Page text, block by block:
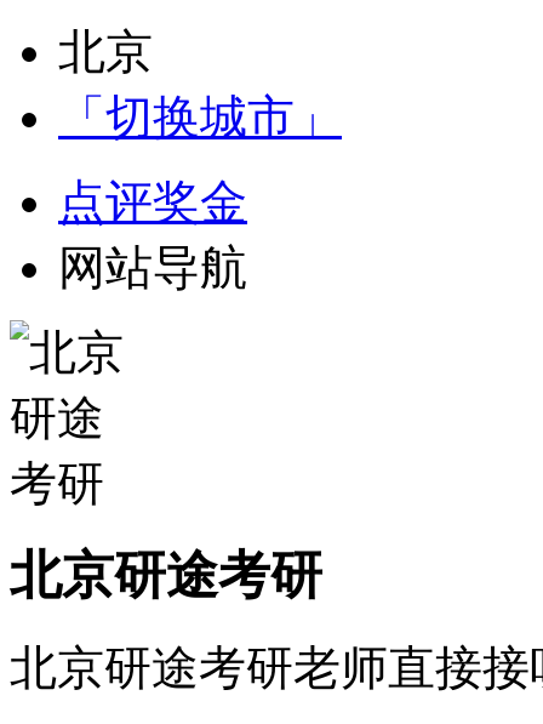
北京
「切换城市」
点评奖金
网站导航
北京研途考研
北京研途考研老师直接接